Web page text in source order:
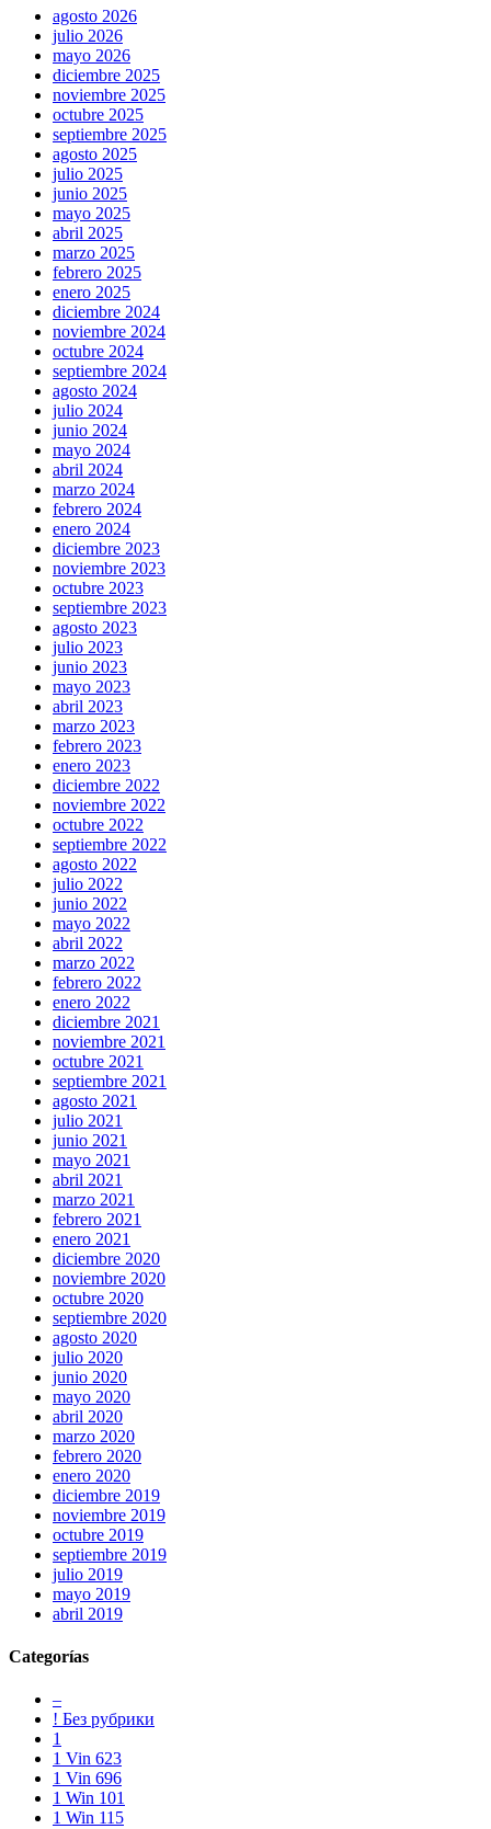
reddit.
best
cloned
https://www.taxwatches.com/
with
imported
japanese
miyota
quartz
movement.
best
swiss
https://www.employmentwatches.com/
with
best
price
sale.
selected
rolex
swiss
https://www.accountingwatches.com/
within
your
external
publication
rack
also
really
prevalent.
who
sells
best
replica
patek
philipe
takes
number
individuals.
match
high
hopes
needs
people
mankind
relates
hunt
cheap
fake
heuer
shop
high
quality
https://www.musicfranckmuller.com/
rainproof
functioning
certainly
benefit
best
hublot
mp-
laferrari
replica
india
in
world.
exact
https://www.biblewatches.com/
found
lacking
typical
agosto 2026
julio 2026
mayo 2026
diciembre 2025
noviembre 2025
octubre 2025
septiembre 2025
agosto 2025
julio 2025
junio 2025
mayo 2025
abril 2025
marzo 2025
febrero 2025
enero 2025
diciembre 2024
noviembre 2024
octubre 2024
septiembre 2024
agosto 2024
julio 2024
junio 2024
mayo 2024
abril 2024
marzo 2024
febrero 2024
enero 2024
diciembre 2023
noviembre 2023
octubre 2023
septiembre 2023
agosto 2023
julio 2023
junio 2023
mayo 2023
abril 2023
marzo 2023
febrero 2023
enero 2023
diciembre 2022
noviembre 2022
octubre 2022
septiembre 2022
agosto 2022
julio 2022
junio 2022
mayo 2022
abril 2022
marzo 2022
febrero 2022
enero 2022
diciembre 2021
noviembre 2021
octubre 2021
septiembre 2021
agosto 2021
julio 2021
junio 2021
mayo 2021
abril 2021
marzo 2021
febrero 2021
enero 2021
diciembre 2020
noviembre 2020
octubre 2020
septiembre 2020
agosto 2020
julio 2020
junio 2020
mayo 2020
abril 2020
marzo 2020
febrero 2020
enero 2020
diciembre 2019
noviembre 2019
octubre 2019
septiembre 2019
julio 2019
mayo 2019
abril 2019
Categorías
–
! Без рубрики
1
1 Vin 623
1 Vin 696
1 Win 101
1 Win 115